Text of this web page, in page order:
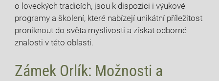
o loveckých tradicích, jsou k dispozici i výukové
programy a školení, které nabízejí unikátní příležitost
proniknout do světa myslivosti a získat odborné
znalosti v této oblasti.
Zámek Orlík: Možnosti a